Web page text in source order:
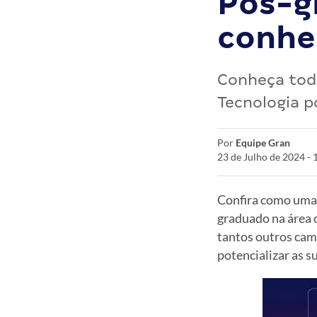
Conheça
Tecnologia
Por Equipe Gran
23 de Julho de 2024 -
Confira como
graduado na área
tantos outros
potencializar as